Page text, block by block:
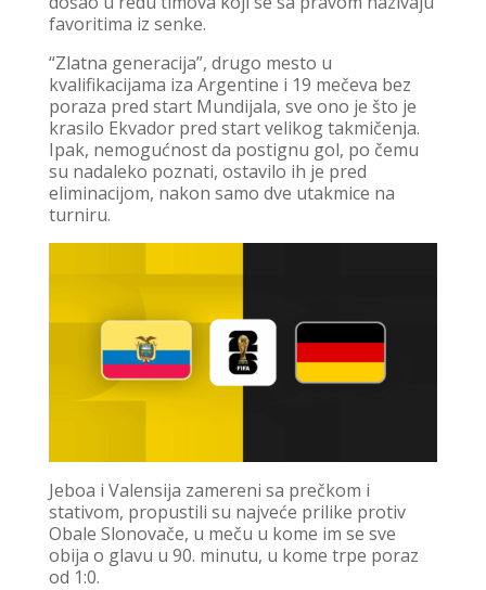
favoritima iz senke.
“Zlatna generacija”, drugo mesto u
kvalifikacijama iza Argentine i 19 mečeva bez
poraza pred start Mundijala, sve ono je što je
krasilo Ekvador pred start velikog takmičenja.
Ipak, nemogućnost da postignu gol, po čemu
su nadaleko poznati, ostavilo ih je pred
eliminacijom, nakon samo dve utakmice na
turniru.
Jeboa i Valensija zamereni sa prečkom i
stativom, propustili su najveće prilike protiv
Obale Slonovače, u meču u kome im se sve
obija o glavu u 90. minutu, u kome trpe poraz
od 1:0.